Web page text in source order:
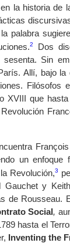
la historia
palabra
2
Dos
Sin
Allí, bajo
Filósofos
XVIII que
un
Revolución,3
y
de
Social,
hasta el
Inventing the